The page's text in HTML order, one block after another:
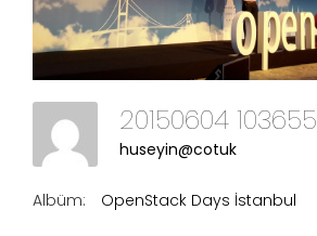
20150604 103655
huseyin@cotuk
Albüm: OpenStack Days İstanbul